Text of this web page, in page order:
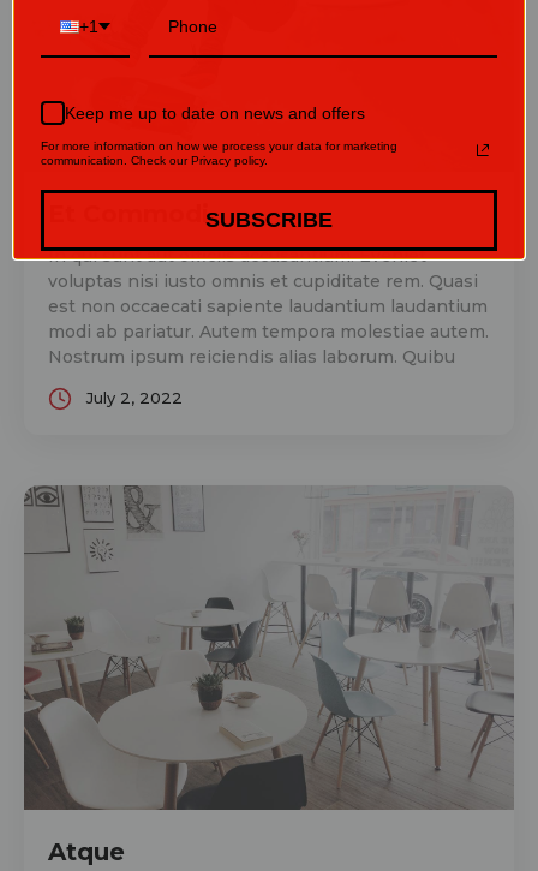
Et Commodi
In qui sunt aut officiis accusantium. Eveniet
voluptas nisi iusto omnis et cupiditate rem. Quasi
est non occaecati sapiente laudantium laudantium
modi ab pariatur. Autem tempora molestiae autem.
Nostrum ipsum reiciendis alias laborum. Quibu
July 2, 2022
Atque
+1
Keep me up to date on news and offers
For more information on how we process your data for marketing
communication. Check our Privacy policy.
SUBSCRIBE